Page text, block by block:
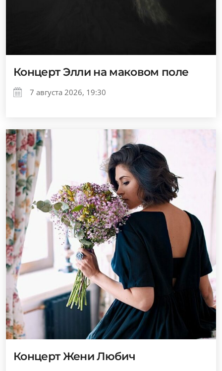
Концерт Элли на маковом поле
7 августа 2026, 19:30
Концерт Жени Любич